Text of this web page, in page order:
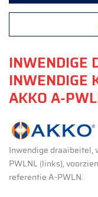
INWENDIGE
INWENDIGE
AKKO A-
Inwendige draaibeitel,
PWLNL (links),
referentie A-PWLN.